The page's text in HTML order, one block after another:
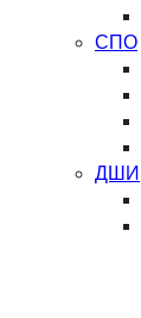
СПО
ДШИ